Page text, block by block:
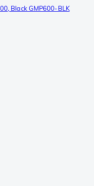
Black GMP600-BLK